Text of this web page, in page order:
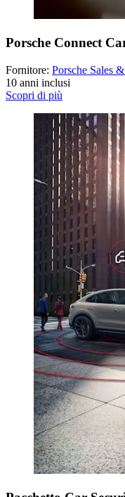
Porsche Connect
Fornitore: Porsche Sales
10 anni inclusi
Scopri di più